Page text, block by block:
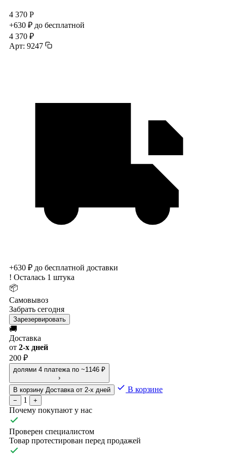
4 370 Р
+630 ₽ до бесплатной
4 370 ₽
Арт: 9247
+630 ₽ до бесплатной доставки
! Осталась 1 штука
📦
Самовывоз
Забрать сегодня
Зарезервировать
🚚
Доставка
от 2-х дней
200 ₽
долями 4 платежа по ~1146 ₽
›
В корзину Доставка от 2-х дней В корзине
− 1 +
Почему покупают у нас
Проверен специалистом
Товар протестирован перед продажей